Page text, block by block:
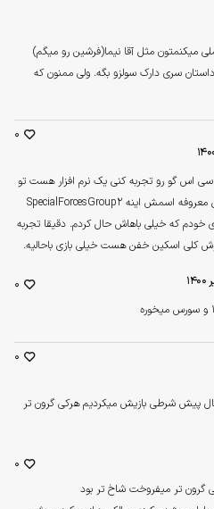
میکنمتون مثل آقا نیما(فرشین رو میگم)
سری دارک سولزو بگه. ولی ممنون که
سی اس گو رو تجربه کنی یک نرم افزار هست تو
اندروید که به کانتر۲ موبایل معروفه اسمش اینه SpecialForcesGroup2
خودم که خیلی باهاش حال کردم. دقیقا تجربه
توش کلی اسکین خفن هست خیلی بازی باحالیه.
0
0
شاید باورتون نشه ۴ ۵ سال پیش شرطی بازیش میکردیم هرکی گرون تر
0
گرون تر میفروخت شاخ تر بود
0